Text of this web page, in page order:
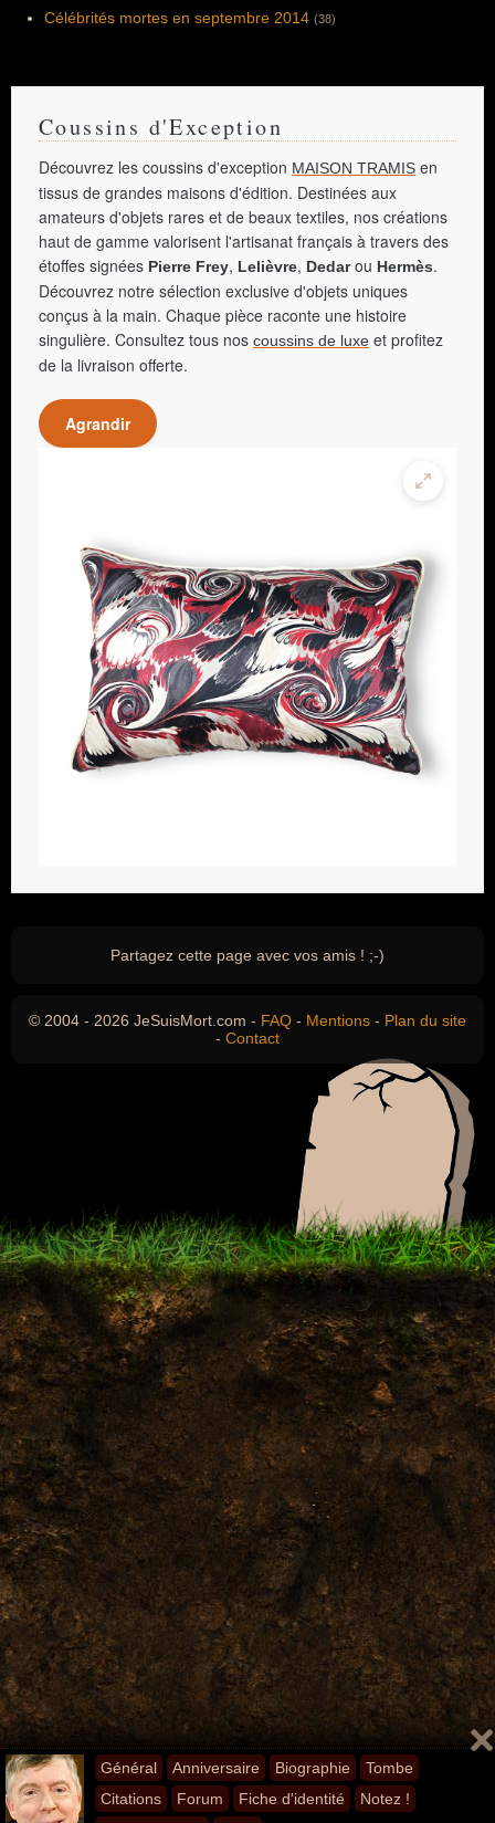
Général Anniversaire Biographie
Tombe
Citations
Forum Fiche d'identité
Notez !
Célébrités mortes en septembre 2014 (38)
Coussins d'Exception
Découvrez les coussins d'exception MAISON TRAMIS en
tissus de grandes maisons d'édition. Destinées aux
amateurs d'objets rares et de beaux textiles, nos créations
haut de gamme valorisent l'artisanat français à travers des
étoffes signées Pierre Frey, Lelièvre, Dedarou Hermès.
Découvrez notre sélection exclusive d'objets uniques
conçus à la main. Chaque pièce raconte une histoire
singulière. Consultez tous nos coussins de luxe et profitez
de la livraison offerte.
Agrandir
Partagez cette page avec vos amis ! ;-)
© 2004 - 2026 JeSuisMort.com - FAQ - Mentions - Plan du site
- Contact